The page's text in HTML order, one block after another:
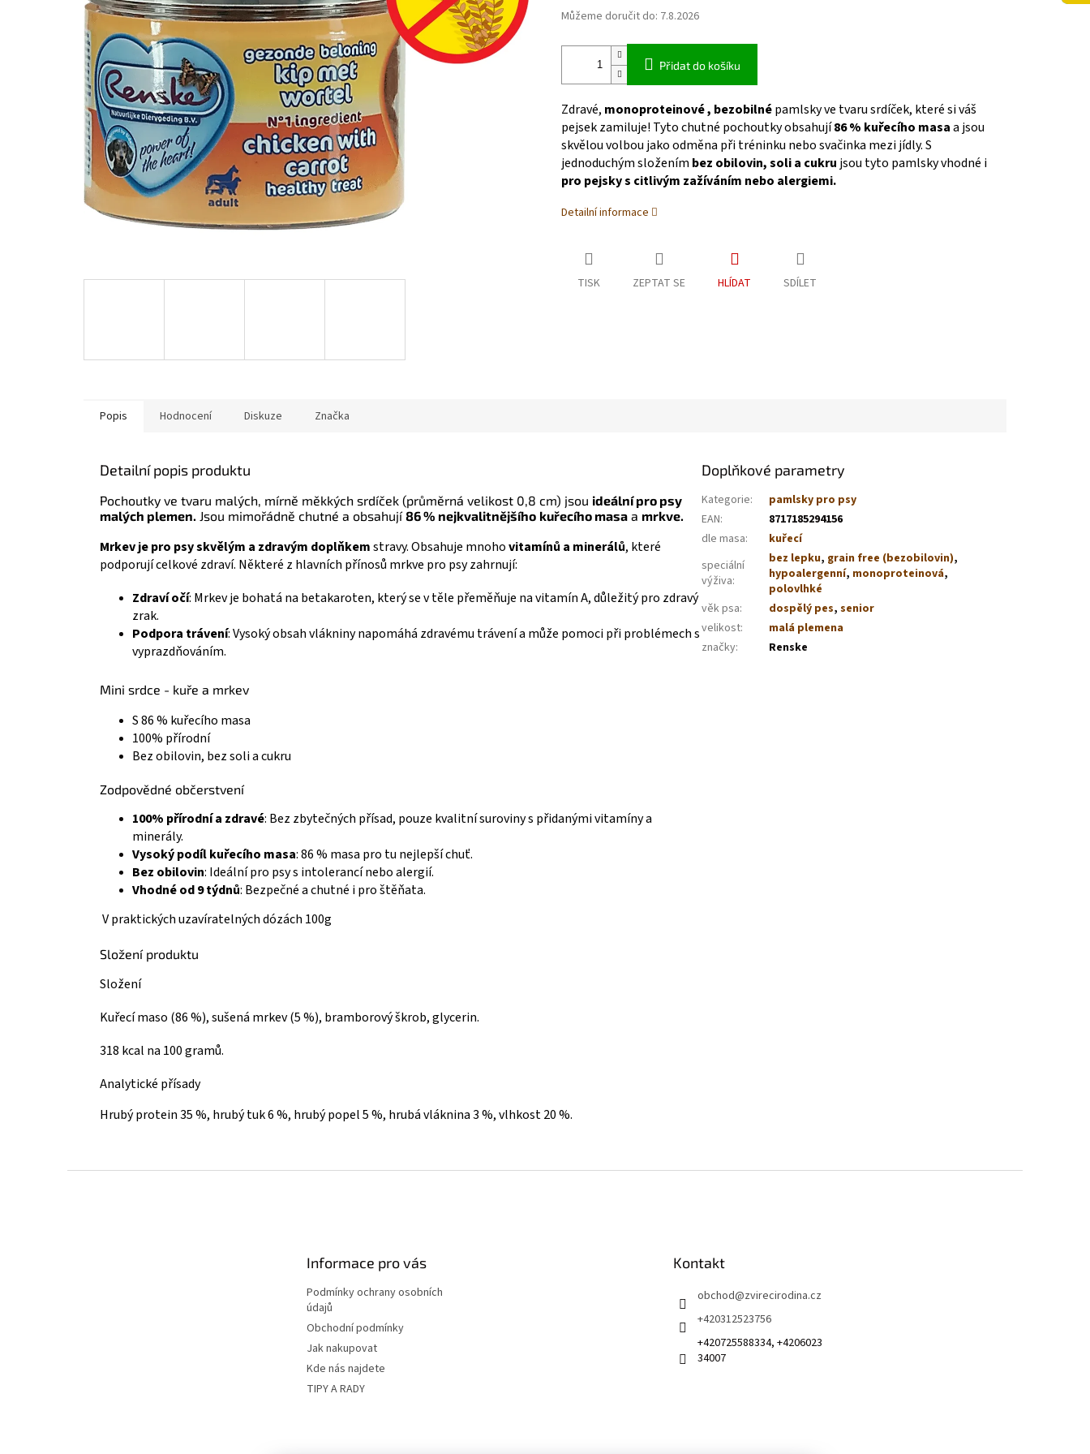
Můžeme doručit do: 7.8.2026
Přidat do košíku
Zdravé, monoproteinové , bezobilnépamlsky ve tvaru srdíček, které si váš
pejsek zamiluje! Tyto chutné pochoutky obsahují86 % kuřecího masaa jsou
skvělou volbou jako odměna při tréninku nebo svačinka mezi jídly. S
jednoduchým složením bez obilovin, soli a cukrujsou tyto pamlsky vhodné i
pro pejsky s citlivým zažíváním nebo alergiemi.
Detailní informace
TISK ZEPTAT SE HLÍDAT SDÍLET
Popis Hodnocení Diskuze Značka
Detailní popis produktu
Pochoutky ve tvaru malých, mírně měkkých srdíček (průměrná velikost 0,8 cm) jsou ideální pro psy
malých plemen. Jsou mimořádně chutné a obsahují86 % nejkvalitnějšího kuřecího masa a mrkve.
Mrkev je pro psy skvělým a zdravým doplňkemstravy. Obsahuje mnohovitamínů a minerálů, které
podporují celkové zdraví. Některé z hlavních přínosů mrkve pro psy zahrnují:
Zdraví očí: Mrkev je bohatá na betakaroten, který se v těle přeměňuje na vitamín A, důležitý pro zdravý
zrak.
Podpora trávení: Vysoký obsah vlákniny napomáhá zdravému trávení a může pomoci při problémech s
vyprazdňováním.
Mini srdce - kuře a mrkev
S 86 % kuřecího masa
100% přírodní
Bez obilovin, bez soli a cukru
Zodpovědné občerstvení
100% přírodní a zdravé: Bez zbytečných přísad, pouze kvalitní suroviny s přidanými vitamíny a
minerály.
Vysoký podíl kuřecího masa: 86 % masa pro tu nejlepší chuť.
Bez obilovin: Ideální pro psy s intolerancí nebo alergií.
Vhodné od 9 týdnů: Bezpečné a chutné i pro štěňata.
V praktických uzavíratelných dózách 100g
Složení produktu
Složení
Kuřecí maso (86 %), sušená mrkev (5 %), bramborový škrob, glycerin.
318 kcal na 100 gramů.
Analytické přísady
Hrubý protein 35 %, hrubý tuk 6 %, hrubý popel 5 %, hrubá vláknina 3 %, vlhkost 20 %.
Doplňkové parametry
Kategorie:
pamlsky pro psy
EAN:
8717185294156
dle masa:
kuřecí
speciální
výživa:
bez lepku, grain free (bezobilovin),
hypoalergenní, monoproteinová,
polovlhké
věk psa: dospělý pes,senior
velikost:
malá plemena
značky: Renske
Informace pro vás
Podmínky ochrany osobních
údajů
Obchodní podmínky
Jak nakupovat
Kde nás najdete
TIPY A RADY
Kontakt
obchod@zvirecirodina.cz
+420312523756
+420725588334, +4206023
34007